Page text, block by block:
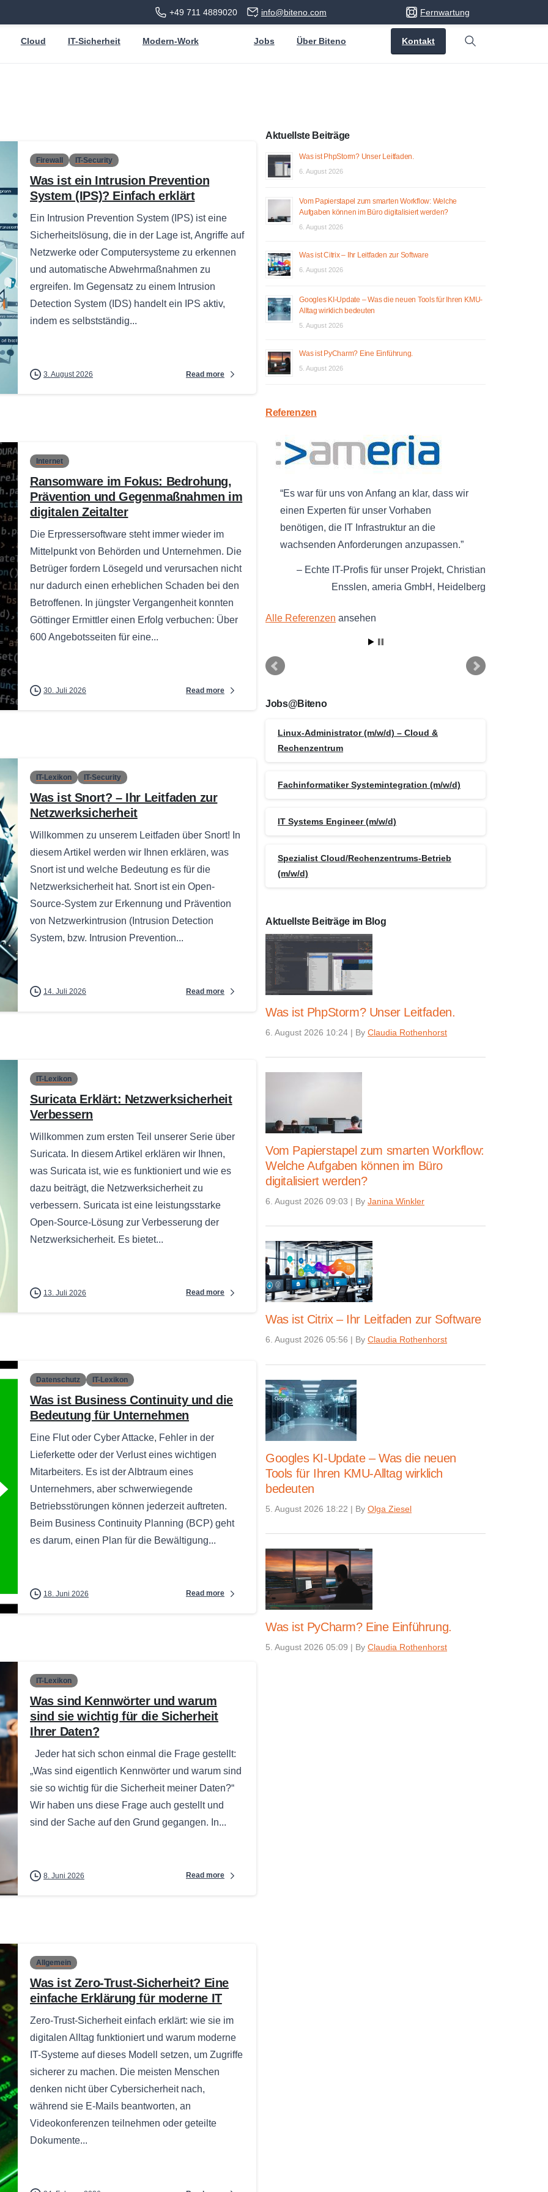
+49 711 4889020 info@biteno.com Fernwartung
Cloud IT-Sicherheit Modern-Work Jobs Über Biteno Kontakt
Search
Firewall IT-Security
Was ist ein Intrusion Prevention
System (IPS)? Einfach erklärt
Ein Intrusion Prevention System (IPS) ist eine
Sicherheitslösung, die in der Lage ist, Angriffe auf
Netzwerke oder Computersysteme zu erkennen
und automatische Abwehrmaßnahmen zu
ergreifen. Im Gegensatz zu einem Intrusion
Detection System (IDS) handelt ein IPS aktiv,
indem es selbstständig...
3. August 2026 Read more
Internet
Ransomware im Fokus: Bedrohung,
Prävention und Gegenmaßnahmen im
digitalen Zeitalter
Die Erpressersoftware steht immer wieder im
Mittelpunkt von Behörden und Unternehmen. Die
Betrüger fordern Lösegeld und verursachen nicht
nur dadurch einen erheblichen Schaden bei den
Betroffenen. In jüngster Vergangenheit konnten
Göttinger Ermittler einen Erfolg verbuchen: Über
600 Angebotsseiten für eine...
30. Juli 2026 Read more
IT-Lexikon IT-Security
Was ist Snort? – Ihr Leitfaden zur
Netzwerksicherheit
Willkommen zu unserem Leitfaden über Snort! In
diesem Artikel werden wir Ihnen erklären, was
Snort ist und welche Bedeutung es für die
Netzwerksicherheit hat. Snort ist ein Open-
Source-System zur Erkennung und Prävention
von Netzwerkintrusion (Intrusion Detection
System, bzw. Intrusion Prevention...
14. Juli 2026 Read more
IT-Lexikon
Suricata Erklärt: Netzwerksicherheit
Verbessern
Willkommen zum ersten Teil unserer Serie über
Suricata. In diesem Artikel erklären wir Ihnen,
was Suricata ist, wie es funktioniert und wie es
dazu beiträgt, die Netzwerksicherheit zu
verbessern. Suricata ist eine leistungsstarke
Open-Source-Lösung zur Verbesserung der
Netzwerksicherheit. Es bietet...
13. Juli 2026 Read more
Datenschutz IT-Lexikon
Was ist Business Continuity und die
Bedeutung für Unternehmen
Eine Flut oder Cyber Attacke, Fehler in der
Lieferkette oder der Verlust eines wichtigen
Mitarbeiters. Es ist der Albtraum eines
Unternehmers, aber schwerwiegende
Betriebsstörungen können jederzeit auftreten.
Beim Business Continuity Planning (BCP) geht
es darum, einen Plan für die Bewältigung...
18. Juni 2026 Read more
IT-Lexikon
Was sind Kennwörter und warum
sind sie wichtig für die Sicherheit
Ihrer Daten?
Jeder hat sich schon einmal die Frage gestellt:
„Was sind eigentlich Kennwörter und warum sind
sie so wichtig für die Sicherheit meiner Daten?“
Wir haben uns diese Frage auch gestellt und
sind der Sache auf den Grund gegangen. In...
8. Juni 2026 Read more
Allgemein
Was ist Zero-Trust-Sicherheit? Eine
einfache Erklärung für moderne IT
Zero-Trust-Sicherheit einfach erklärt: wie sie im
digitalen Alltag funktioniert und warum moderne
IT-Systeme auf dieses Modell setzen, um Zugriffe
sicherer zu machen. Die meisten Menschen
denken nicht über Cybersicherheit nach,
während sie E-Mails beantworten, an
Videokonferenzen teilnehmen oder geteilte
Dokumente...
Aktuellste Beiträge
Was ist PhpStorm? Unser Leitfaden.
6. August 2026
Vom Papierstapel zum smarten Workflow: Welche
Aufgaben können im Büro digitalisiert werden?
6. August 2026
Was ist Citrix – Ihr Leitfaden zur Software
6. August 2026
Googles KI-Update – Was die neuen Tools für Ihren KMU-
Alltag wirklich bedeuten
5. August 2026
Was ist PyCharm? Eine Einführung.
5. August 2026
Referenzen
Es war für uns von Anfang an klar, dass wir
einen Experten für unser Vorhaben
benötigen, die IT Infrastruktur an die
wachsenden Anforderungen anzupassen.
Echte IT-Profis für unser Projekt Christian
Ensslen ameria GmbH Heidelberg
Alle Referenzen ansehen
Jobs@Biteno
Linux-Administrator (m/w/d) – Cloud &
Rechenzentrum
Fachinformatiker Systemintegration (m/w/d)
IT Systems Engineer (m/w/d)
Spezialist Cloud/Rechenzentrums-Betrieb
(m/w/d)
Aktuellste Beiträge im Blog
Was ist PhpStorm? Unser Leitfaden.
6. August 2026 10:24 | By Claudia Rothenhorst
Vom Papierstapel zum smarten Workflow:
Welche Aufgaben können im Büro
digitalisiert werden?
6. August 2026 09:03 | By Janina Winkler
Was ist Citrix – Ihr Leitfaden zur Software
6. August 2026 05:56 | By Claudia Rothenhorst
Googles KI-Update – Was die neuen
Tools für Ihren KMU-Alltag wirklich
bedeuten
5. August 2026 18:22 | By Olga Ziesel
Was ist PyCharm? Eine Einführung.
5. August 2026 05:09 | By Claudia Rothenhorst